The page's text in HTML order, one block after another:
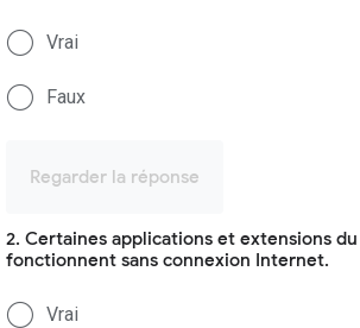
Vrai
Faux
Regarder la réponse
2. Certaines applications et extensions
fonctionnent sans connexion Internet.
Vrai